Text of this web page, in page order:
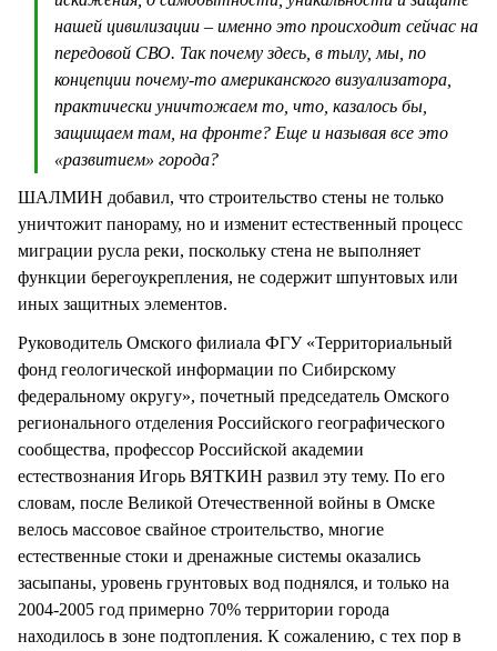
нашей цивилизации – именно это происходит сейчас на
передовой СВО. Так почему здесь, в тылу, мы, по
концепции почему-то американского визуализатора,
практически уничтожаем то, что, казалось бы,
защищаем там, на фронте? Еще и называя все это
«развитием» города?
ШАЛМИН добавил, что строительство стены не только
уничтожит панораму, но и изменит естественный процесс
миграции русла реки, поскольку стена не выполняет
функции берегоукрепления, не содержит шпунтовых или
иных защитных элементов.
Руководитель Омского филиала ФГУ «Территориальный
фонд геологической информации по Сибирскому
федеральному округу», почетный председатель Омского
регионального отделения Российского географического
сообщества, профессор Российской академии
естествознания Игорь ВЯТКИН развил эту тему. По его
словам, после Великой Отечественной войны в Омске
велось массовое свайное строительство, многие
естественные стоки и дренажные системы оказались
засыпаны, уровень грунтовых вод поднялся, и только на
2004-2005 год примерно 70% территории города
находилось в зоне подтопления. К сожалению, с тех пор в